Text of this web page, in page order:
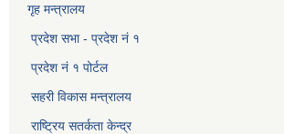
गृह मन्त्रालय
प्रदेश सभा - प्रदेश नं १
प्रदेश नं १ पोर्टल
सहरी विकास मन्त्रालय
राष्ट्रिय सतर्कता केन्द्र